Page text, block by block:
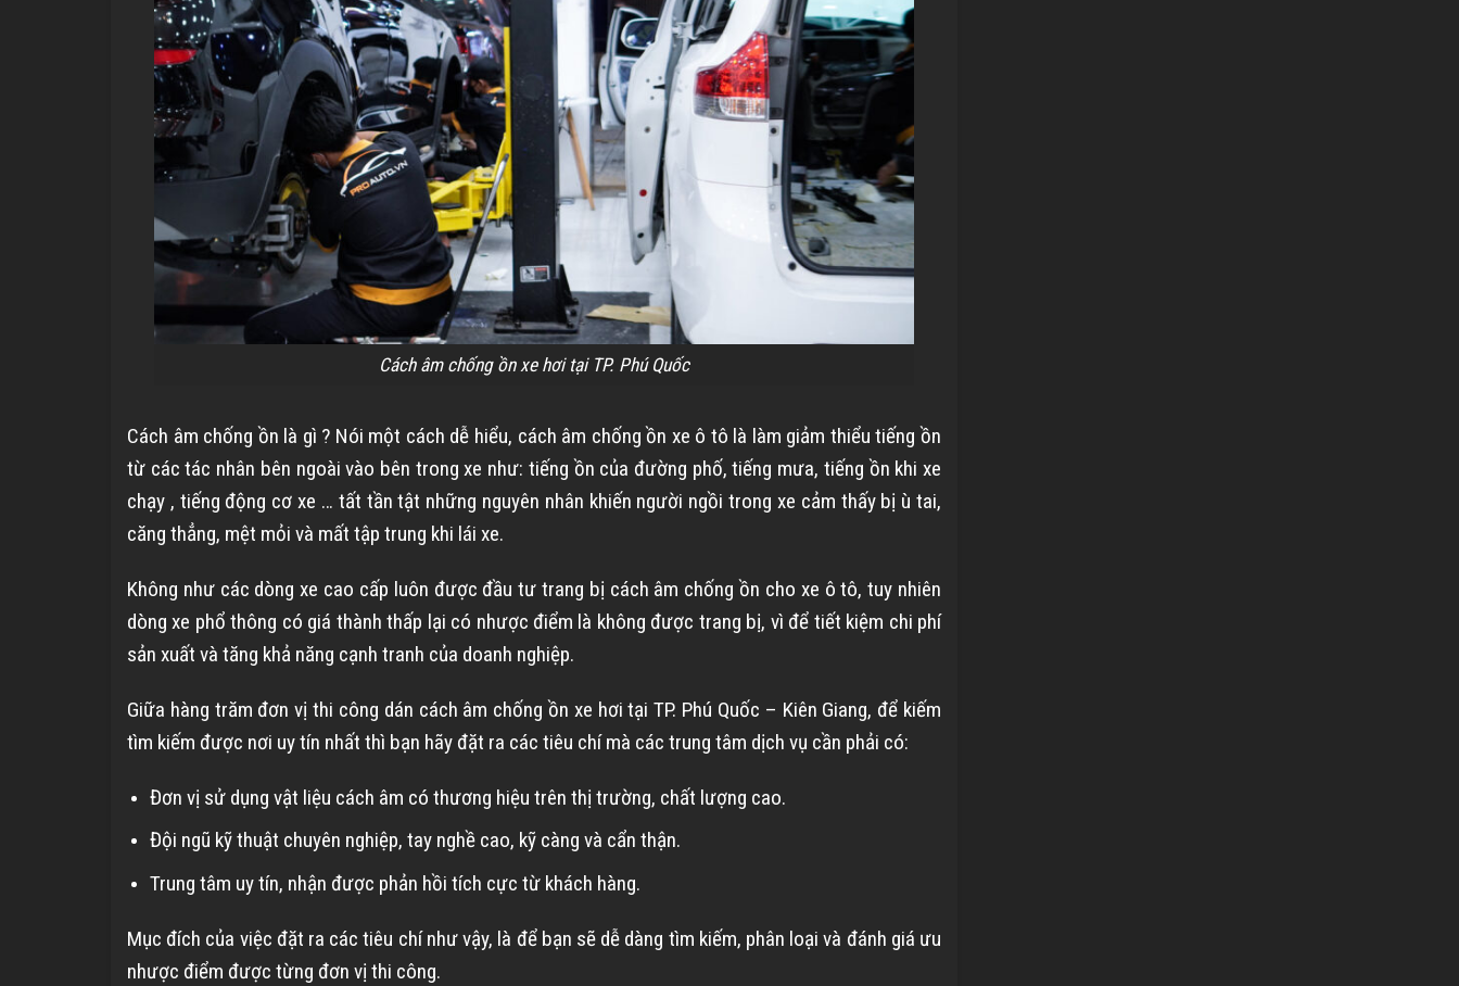
Cách âm chống ồn xe hơi tại TP. Phú Quốc
Cách âm chống ồn là gì ? Nói một cách dễ hiểu, cách âm chống ồn xe ô tô là làm giảm thiểu tiếng ồn
từ các tác nhân bên ngoài vào bên trong xe như: tiếng ồn của đường phố, tiếng mưa, tiếng ồn khi xe
chạy , tiếng động cơ xe … tất tần tật những nguyên nhân khiến người ngồi trong xe cảm thấy bị ù tai,
căng thẳng, mệt mỏi và mất tập trung khi lái xe.
Không như các dòng xe cao cấp luôn được đầu tư trang bị cách âm chống ồn cho xe ô tô, tuy nhiên
dòng xe phổ thông có giá thành thấp lại có nhược điểm là không được trang bị, vì để tiết kiệm chi phí
sản xuất và tăng khả năng cạnh tranh của doanh nghiệp.
Giữa hàng trăm đơn vị thi công dán cách âm chống ồn xe hơi tại TP. Phú Quốc – Kiên Giang, để kiếm
tìm kiếm được nơi uy tín nhất thì bạn hãy đặt ra các tiêu chí mà các trung tâm dịch vụ cần phải có:
Đơn vị sử dụng vật liệu cách âm có thương hiệu trên thị trường, chất lượng cao.
Đội ngũ kỹ thuật chuyên nghiệp, tay nghề cao, kỹ càng và cẩn thận.
Trung tâm uy tín, nhận được phản hồi tích cực từ khách hàng.
Mục đích của việc đặt ra các tiêu chí như vậy, là để bạn sẽ dễ dàng tìm kiếm, phân loại và đánh giá ưu
nhược điểm được từng đơn vị thi công.